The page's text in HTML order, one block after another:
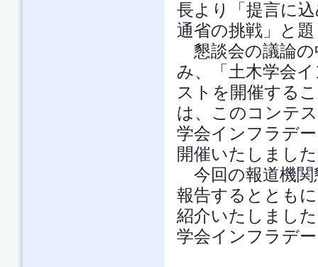
長より「提言に
通省の挑戦」と
懇談会の議論の
み、「土木学会
ストを開催する
は、このコンテ
学会インフラデ
開催いたしまし
今回の報道機関
報告するととも
紹介いたしまし
学会インフラデ